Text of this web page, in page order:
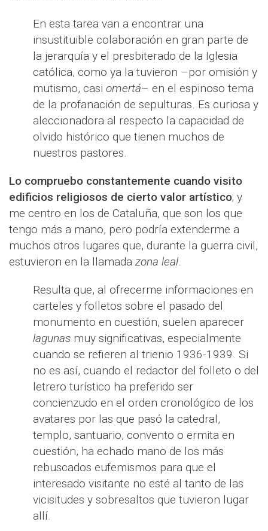
En esta tarea van a encontrar una
insustituible colaboración en gran parte de
la jerarquía y el presbiterado de la Iglesia
católica, como ya la tuvieron –por omisión y
mutismo, casi omertá– en el espinoso tema
de la profanación de sepulturas. Es curiosa y
aleccionadora al respecto la capacidad de
olvido histórico que tienen muchos de
nuestros pastores.
Lo compruebo constantemente cuando visito
edificios religiosos de cierto valor artístico; y
me centro en los de Cataluña, que son los que
tengo más a mano, pero podría extenderme a
muchos otros lugares que, durante la guerra civil,
estuvieron en la llamada zona leal.
Resulta que, al ofrecerme informaciones en
carteles y folletos sobre el pasado del
monumento en cuestión, suelen aparecer
lagunas muy significativas, especialmente
cuando se refieren al trienio 1936-1939. Si
no es así, cuando el redactor del folleto o del
letrero turístico ha preferido ser
concienzudo en el orden cronológico de los
avatares por las que pasó la catedral,
templo, santuario, convento o ermita en
cuestión, ha echado mano de los más
rebuscados eufemismos para que el
interesado visitante no esté al tanto de las
vicisitudes y sobresaltos que tuvieron lugar
allí.